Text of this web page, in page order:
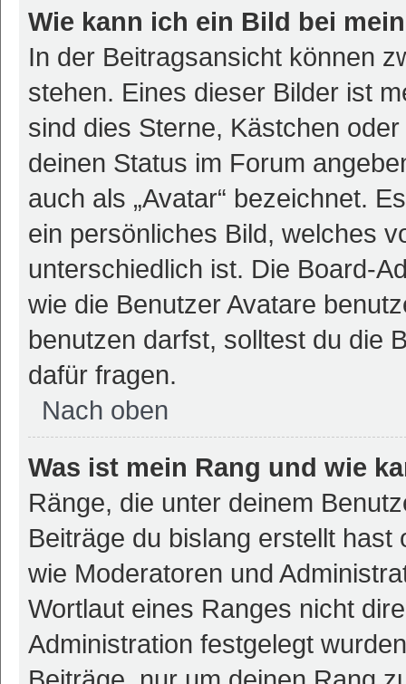
Wie kann ich ein Bild bei
In der Beitragsansicht können
stehen. Eines dieser Bilder ist
sind dies Sterne, Kästchen
deinen Status im Forum
auch als „Avatar“ bezeichnet.
ein persönliches Bild, welches
unterschiedlich ist. Die Board-
wie die Benutzer Avatare
benutzen darfst, solltest du die
dafür fragen.
Nach oben
Was ist mein Rang und wie
Ränge, die unter deinem
Beiträge du bislang erstellt
wie Moderatoren und
Wortlaut eines Ranges nicht
Administration festgelegt